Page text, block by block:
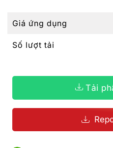
Giá ứng dụng
Số lượt tải
Tải